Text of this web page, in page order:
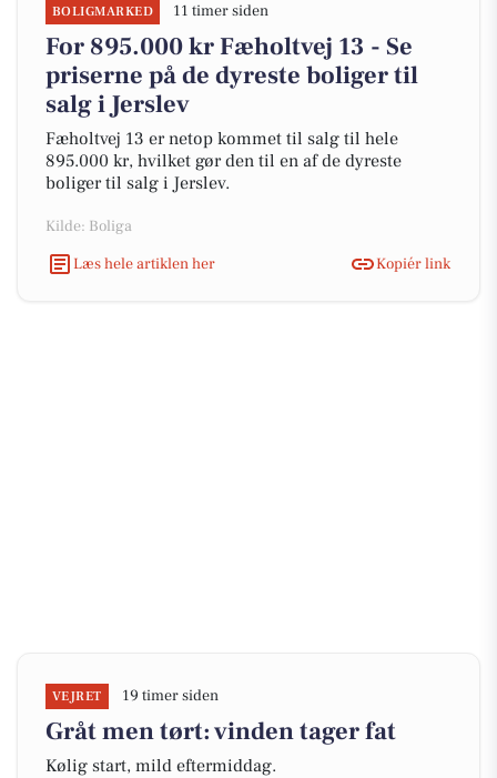
BOLIGMARKED 11 timer siden
For 895.000 kr Fæholtvej 13 - Se
priserne på de dyreste boliger til
salg i Jerslev
Fæholtvej 13 er netop kommet til salg til hele
895.000 kr, hvilket gør den til en af de dyreste
boliger til salg i Jerslev.
Kilde: Boliga
Læs hele artiklen her
Kopiér link
VEJRET 19 timer siden
Gråt men tørt: vinden tager fat
Kølig start, mild eftermiddag.